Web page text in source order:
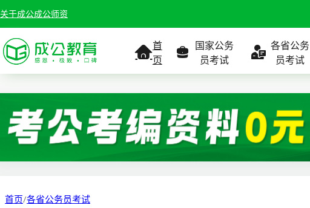
关于成公成公师资
首
页
国家公务
员考试
考试公告
职位表
公务员课程
各省公务
员考试
考试公告
职位表
全国
北京
考试公告
职位表
首页/各省公务员考试